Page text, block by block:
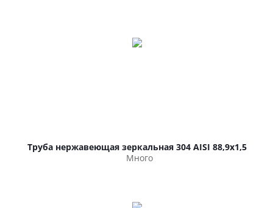
Труба нержавеющая зеркальная 304 AISI 88,9х1,5
Много